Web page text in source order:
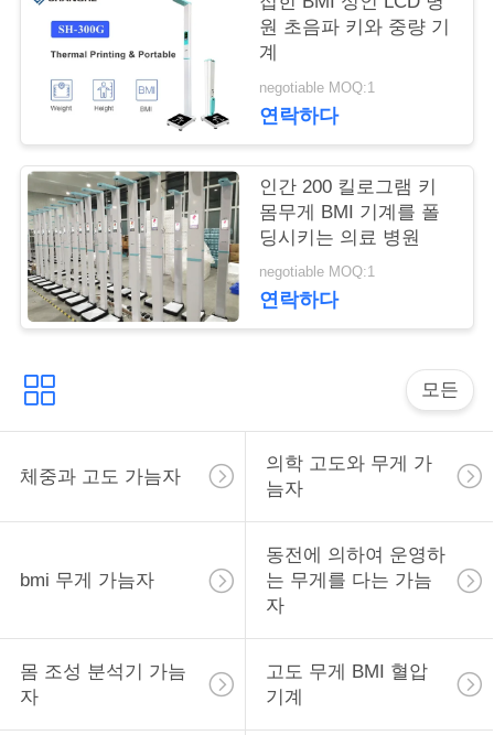
와
연
락
인
용
을
십
시
오
원 초음파 키와 중량 기
계
negotiable MOQ:1
연락하다
인간 200 킬로그램 키
몸무게 BMI 기계를 폴
딩시키는 의료 병원
negotiable MOQ:1
연락하다
모든
체중과 고도 가늠자
의학 고도와 무게 가
늠자
bmi 무게 가늠자
동전에 의하여 운영하
는 무게를 다는 가늠
자
몸 조성 분석기 가늠
자
고도 무게 BMI 혈압
기계